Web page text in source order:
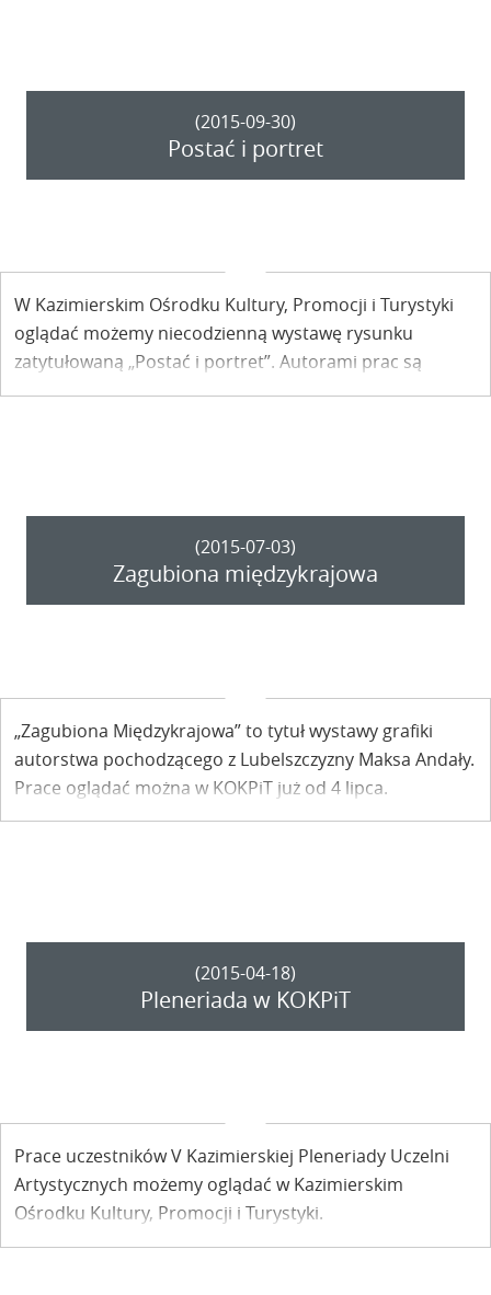
(2015-09-30)
Postać i portret
W Kazimierskim Ośrodku Kultury, Promocji i Turystyki
oglądać możemy niecodzienną wystawę rysunku
zatytułowaną „Postać i portret”. Autorami prac są
uczestnicy warsztatów organizowanych przez
(2015-07-03)
Zagubiona międzykrajowa
„Zagubiona Międzykrajowa” to tytuł wystawy grafiki
autorstwa pochodzącego z Lubelszczyzny Maksa Andały.
Prace oglądać można w KOKPiT już od 4 lipca.
(2015-04-18)
Pleneriada w KOKPiT
Prace uczestników V Kazimierskiej Pleneriady Uczelni
Artystycznych możemy oglądać w Kazimierskim
Ośrodku Kultury, Promocji i Turystyki.